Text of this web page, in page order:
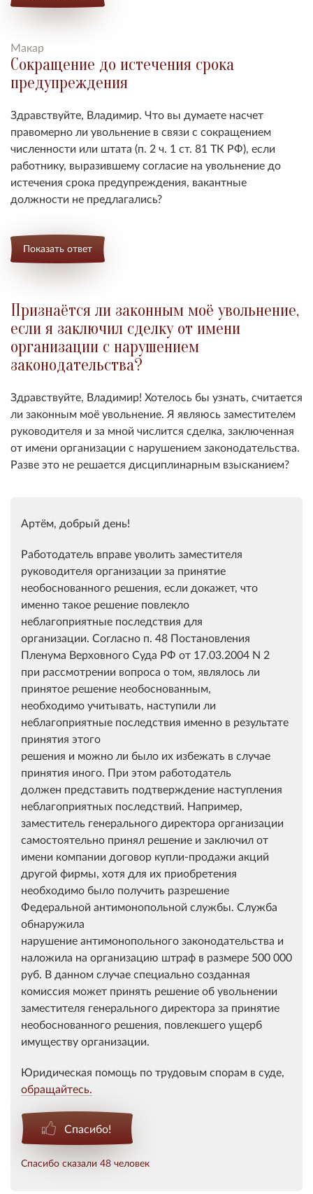
Макар
Сокращение до истечения срока
предупреждения
Здравствуйте, Владимир. Что вы думаете насчет
правомерно ли увольнение в связи с сокращением
численности или штата (п. 2 ч. 1 ст. 81 ТК РФ), если
работнику, выразившему согласие на увольнение до
истечения срока предупреждения, вакантные
должности не предлагались?
Показать ответ
Признаётся ли законным моё увольнение,
если я заключил сделку от имени
организации с нарушением
законодательства?
Здравствуйте, Владимир! Хотелось бы узнать, считается
ли законным моё увольнение. Я являюсь заместителем
руководителя и за мной числится сделка, заключенная
от имени организации с нарушением законодательства.
Разве это не решается дисциплинарным взысканием?
Артём, добрый день!
Работодатель вправе уволить заместителя
руководителя организации за принятие
необоснованного решения, если докажет, что
именно такое решение повлекло
неблагоприятные последствия для
организации. Согласно п. 48 Постановления
Пленума Верховного Суда РФ от 17.03.2004 N 2
при рассмотрении вопроса о том, являлось ли
принятое решение необоснованным,
необходимо учитывать, наступили ли
неблагоприятные последствия именно в результате
принятия этого
решения и можно ли было их избежать в случае
принятия иного. При этом работодатель
должен представить подтверждение наступления
неблагоприятных последствий. Например,
заместитель генерального директора организации
самостоятельно принял решение и заключил от
имени компании договор купли-продажи акций
другой фирмы, хотя для их приобретения
необходимо было получить разрешение
Федеральной антимонопольной службы. Служба
обнаружила
нарушение антимонопольного законодательства и
наложила на организацию штраф в размере 500 000
руб. В данном случае специально созданная
комиссия может принять решение об увольнении
заместителя генерального директора за принятие
необоснованного решения, повлекшего ущерб
имуществу организации.
Юридическая помощь по трудовым спорам в суде,
обращайтесь.
Спасибо!
Спасибо сказали 48 человек